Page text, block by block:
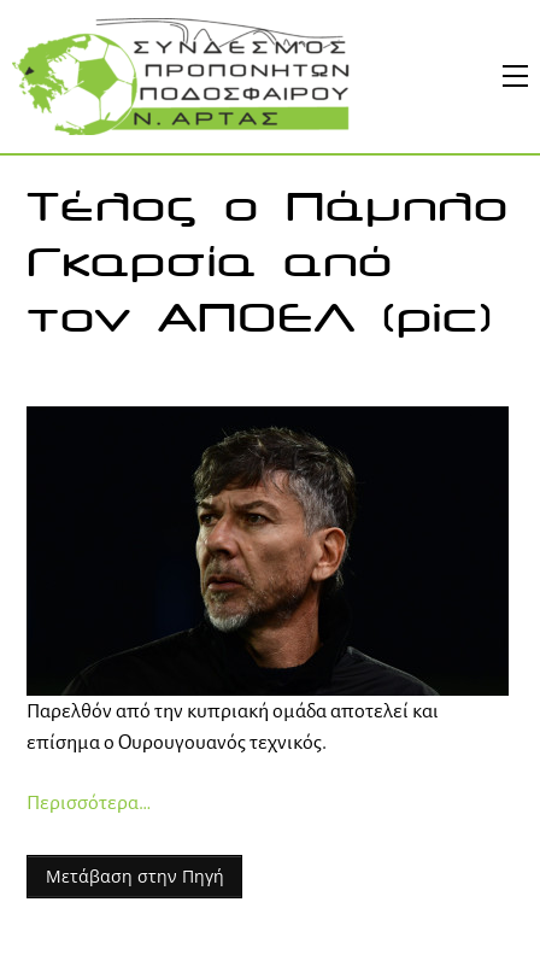
content
Τέλος ο Πάμπλο
Γκαρσία από
τον ΑΠΟΕΛ (pic)
Παρελθόν από την κυπριακή ομάδα αποτελεί και
επίσημα ο Ουρουγουανός τεχνικός.
Περισσότερα…
Μετάβαση στην Πηγή